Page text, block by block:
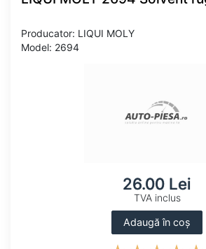
Producator: LIQUI MOLY
Model: 2694
26.00 Lei
TVA inclus
Adaugă în coș